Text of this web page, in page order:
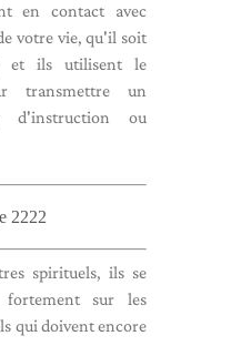
en contact avec
votre vie, qu'il soit
et ils utilisent le
transmettre un
d'instruction ou
2222
spirituels, ils se
fortement sur les
qui doivent encore